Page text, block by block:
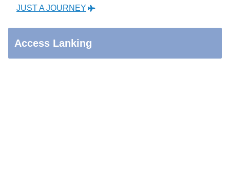
JUST A JOURNEY
Access Lanking